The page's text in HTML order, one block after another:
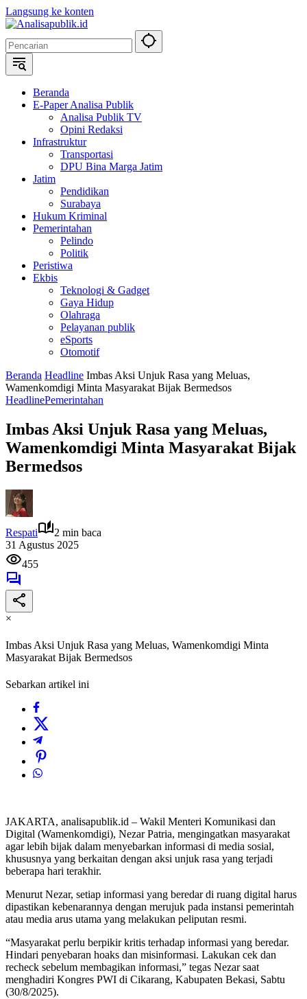
Langsung ke konten
Beranda
E-Paper Analisa Publik
Analisa Publik TV
Opini Redaksi
Infrastruktur
Transportasi
DPU Bina Marga Jatim
Jatim
Pendidikan
Surabaya
Hukum Kriminal
Pemerintahan
Pelindo
Politik
Peristiwa
Ekbis
Teknologi & Gadget
Gaya Hidup
Olahraga
Pelayanan publik
eSports
Otomotif
Beranda Headline Imbas Aksi Unjuk Rasa yang Meluas,
Wamenkomdigi Minta Masyarakat Bijak Bermedsos
HeadlinePemerintahan
Imbas Aksi Unjuk Rasa yang Meluas,
Wamenkomdigi Minta Masyarakat Bijak
Bermedsos
Respati
2 min baca
31 Agustus 2025
455
×
Imbas Aksi Unjuk Rasa yang Meluas, Wamenkomdigi Minta
Masyarakat Bijak Bermedsos
Sebarkan artikel ini
JAKARTA, analisapublik.id – Wakil Menteri Komunikasi dan
Digital (Wamenkomdigi), Nezar Patria, mengingatkan masyarakat
agar lebih bijak dalam menyebarkan informasi di media sosial,
khususnya yang berkaitan dengan aksi unjuk rasa yang terjadi
beberapa hari terakhir.
Menurut Nezar, setiap informasi yang beredar di ruang digital harus
dipastikan kebenarannya dengan merujuk pada instansi pemerintah
atau media arus utama yang melakukan peliputan resmi.
“Masyarakat perlu berpikir kritis terhadap informasi yang beredar.
Hindari penyebaran hoaks dan misinformasi. Lakukan cek dan
recheck sebelum membagikan informasi,” tegas Nezar saat
menghadiri Kongres PWI di Cikarang, Kabupaten Bekasi, Sabtu
(30/8/2025).